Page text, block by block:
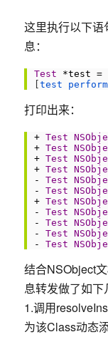
这里执行以下
息：
Test *test =
test
打印出来：
+ Test
+ Test
+ Test
+ Test
-
Test
-
Test
+ Test
-
Test
-
Test
-
Test
-
Test
结合NSObject
息转发做了如下
1.调用
为该Class动态